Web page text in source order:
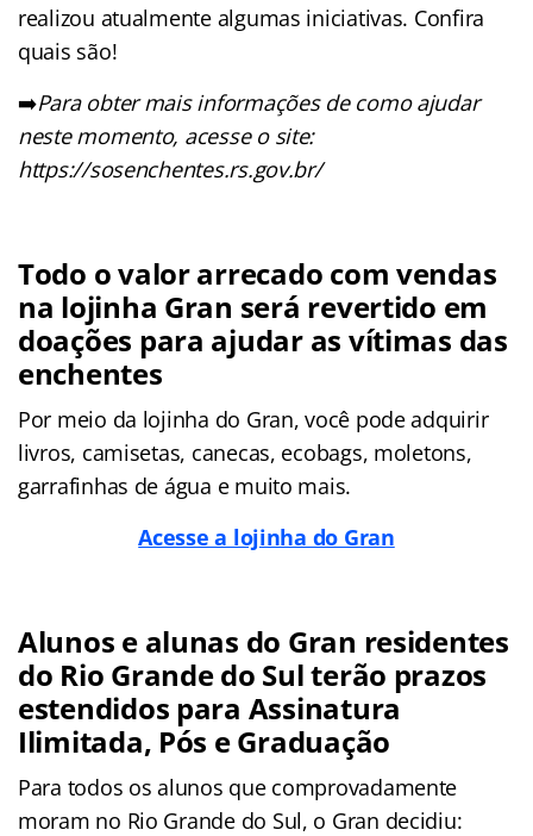
realizou atualmente algumas iniciativas. Confira
quais são!
➡️Para obter mais informações de como ajudar
neste momento, acesse o site:
https://sosenchentes.rs.gov.br/
Todo o valor arrecado com vendas
na lojinha Gran será revertido em
doações para ajudar as vítimas das
enchentes
Por meio da lojinha do Gran, você pode adquirir
livros, camisetas, canecas, ecobags, moletons,
garrafinhas de água e muito mais.
Acesse a lojinha do Gran
Alunos e alunas do Gran residentes
do Rio Grande do Sul terão prazos
estendidos para Assinatura
Ilimitada, Pós e Graduação
Para todos os alunos que comprovadamente
moram no Rio Grande do Sul, o Gran decidiu: